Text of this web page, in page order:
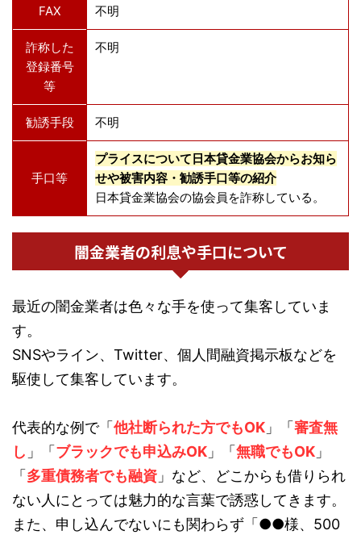
FAX 不明
詐称した
登録番号
等
不明
勧誘手段 不明
手口等
プライスについて日本貸金業協会からお知ら
せや被害内容・勧誘手口等の紹介
日本貸金業協会の協会員を詐称している。
闇金業者の利息や手口について
最近の闇金業者は色々な手を使って集客していま
す。
SNSやライン、Twitter、個人間融資掲示板などを
駆使して集客しています。
代表的な例で「 他社断られた方でもOK 」「 審査無
し 」「 ブラックでも申込みOK 」「 無職でもOK 」
「 多重債務者でも融資 」など、どこからも借りられ
ない人にとっては魅力的な言葉で誘惑してきます。
また、申し込んでないにも関わらず「●●様、500